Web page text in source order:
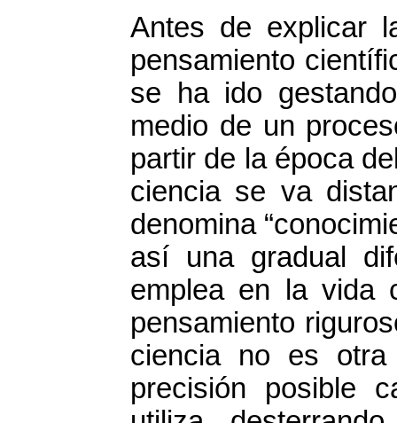
Antes de explicar
pensamiento
se ha ido
medio de un
partir de la época
ciencia se va
denomina
así una gradual
emplea en la vida
pensamiento
ciencia no es
precisión posible